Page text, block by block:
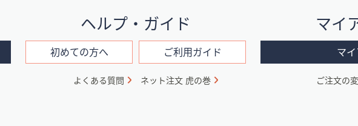
ヘルプ・ガイド
初めての方へ ご利用ガイド
よくある質問 ネット注文 虎の巻
マイ
マ
ご注文の